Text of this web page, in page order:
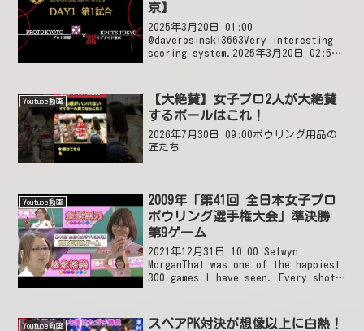
京】
2025年3月20日 01:00
@daverosinski3663Very interesting
scoring system.2025年3月20日 02:51
Youtube動画
【大絶賛】女子プロ2人が大絶賛
するボールはこれ！
2026年7月30日 09:00ボウリング用品の
匠たち
Youtube動画
2009年「第41回 全日本女子プロ
ボウリング選手権大会」準決勝
第9ゲーム
2021年12月31日 10:00 Selwyn
MorganThat was one of the happiest
300 games I have seen. Every shot
Youtube動画
スペアPK対決が想像以上に白熱！